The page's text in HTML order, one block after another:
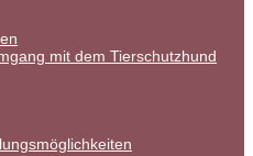
mit dem Tierschutzhund